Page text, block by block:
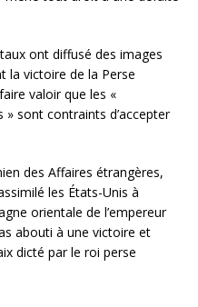
ont diffusé des images
la victoire de la Perse
valoir que les «
sont contraints d’accepter
des Affaires étrangères,
les États-Unis à
orientale de l’empereur
abouti à une victoire et
dicté par le roi perse